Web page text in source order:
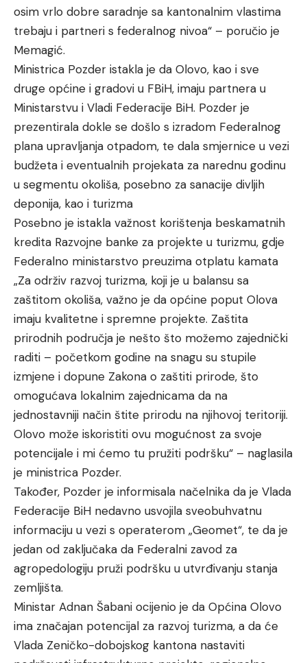
osim vrlo dobre saradnje sa kantonalnim vlastima
trebaju i partneri s federalnog nivoa“ – poručio je
Memagić.
Ministrica Pozder istakla je da Olovo, kao i sve
druge općine i gradovi u FBiH, imaju partnera u
Ministarstvu i Vladi Federacije BiH. Pozder je
prezentirala dokle se došlo s izradom Federalnog
plana upravljanja otpadom, te dala smjernice u vezi
budžeta i eventualnih projekata za narednu godinu
u segmentu okoliša, posebno za sanacije divljih
deponija, kao i turizma
Posebno je istakla važnost korištenja beskamatnih
kredita Razvojne banke za projekte u turizmu, gdje
Federalno ministarstvo preuzima otplatu kamata
„Za održiv razvoj turizma, koji je u balansu sa
zaštitom okoliša, važno je da općine poput Olova
imaju kvalitetne i spremne projekte. Zaštita
prirodnih područja je nešto što možemo zajednički
raditi – početkom godine na snagu su stupile
izmjene i dopune Zakona o zaštiti prirode, što
omogućava lokalnim zajednicama da na
jednostavniji način štite prirodu na njihovoj teritoriji.
Olovo može iskoristiti ovu mogućnost za svoje
potencijale i mi ćemo tu pružiti podršku“ – naglasila
je ministrica Pozder.
Također, Pozder je informisala načelnika da je Vlada
Federacije BiH nedavno usvojila sveobuhvatnu
informaciju u vezi s operaterom „Geomet“, te da je
jedan od zaključaka da Federalni zavod za
agropedologiju pruži podršku u utvrđivanju stanja
zemljišta.
Ministar Adnan Šabani ocijenio je da Općina Olovo
ima značajan potencijal za razvoj turizma, a da će
Vlada Zeničko-dobojskog kantona nastaviti